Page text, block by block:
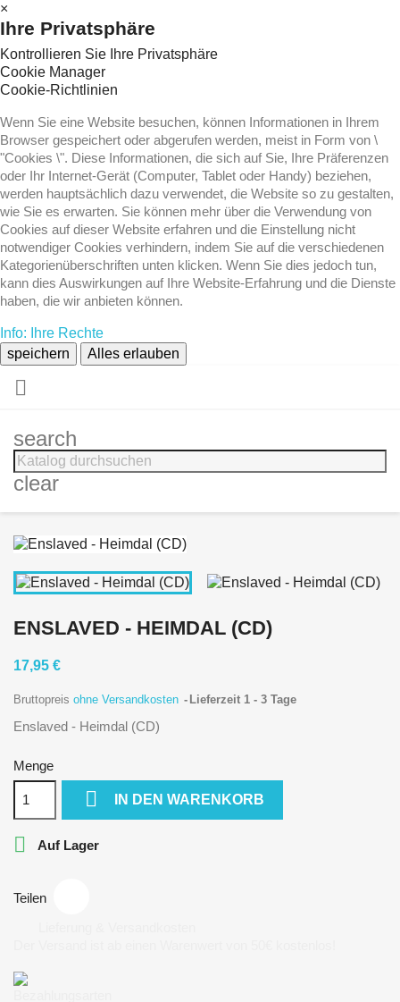
×
Ihre Privatsphäre
Kontrollieren Sie Ihre Privatsphäre
Cookie Manager
Cookie-Richtlinien
Wenn Sie eine Website besuchen, können Informationen in Ihrem
Browser gespeichert oder abgerufen werden, meist in Form von \
"Cookies \". Diese Informationen, die sich auf Sie, Ihre Präferenzen
oder Ihr Internet-Gerät (Computer, Tablet oder Handy) beziehen,
werden hauptsächlich dazu verwendet, die Website so zu gestalten,
wie Sie es erwarten. Sie können mehr über die Verwendung von
Cookies auf dieser Website erfahren und die Einstellung nicht
notwendiger Cookies verhindern, indem Sie auf die verschiedenen
Kategorienüberschriften unten klicken. Wenn Sie dies jedoch tun,
kann dies Auswirkungen auf Ihre Website-Erfahrung und die Dienste
haben, die wir anbieten können.
Info: Ihre Rechte
speichern
Alles erlauben

search
clear
ENSLAVED - HEIMDAL (CD)
17,95 €
Bruttopreis ohne Versandkosten Lieferzeit 1 - 3 Tage
Enslaved - Heimdal (CD)
Menge
 IN DEN WARENKORB
 Auf Lager
Teilen